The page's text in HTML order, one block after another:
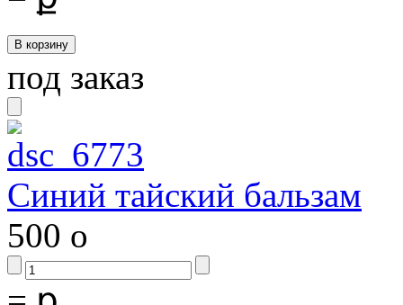
под заказ
Синий тайский бальзам
500 o